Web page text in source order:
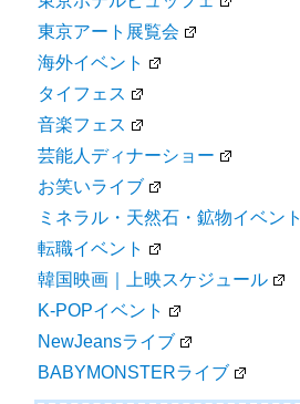
東京アート展覧会
海外イベント
タイフェス
音楽フェス
芸能人ディナーショー
お笑いライブ
ミネラル・天然石・鉱物イベント
転職イベント
韓国映画｜上映スケジュール
K-POPイベント
NewJeansライブ
BABYMONSTERライブ